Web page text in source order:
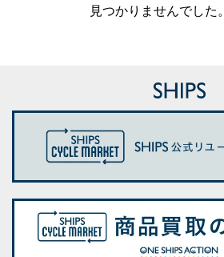
見つかりませんでした。